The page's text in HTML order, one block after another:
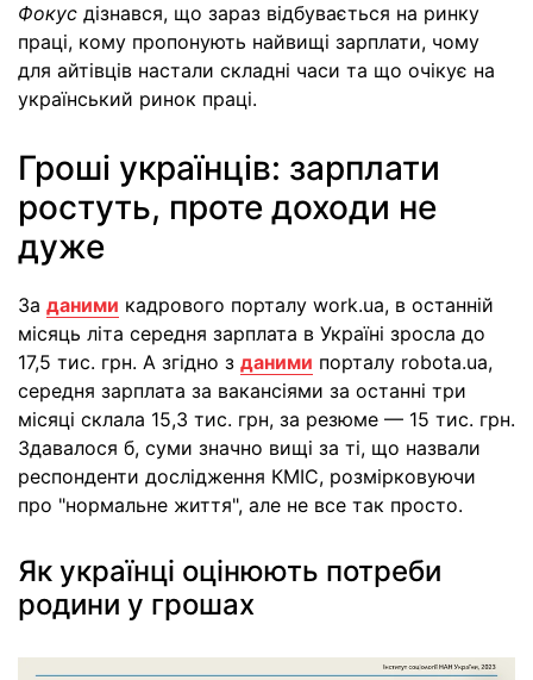
Фокус дізнався, що зараз відбувається на ринку
праці, кому пропонують найвищі зарплати, чому
для айтівців настали складні часи та що очікує на
український ринок праці.
Гроші українців: зарплати
ростуть, проте доходи не
дуже
За даними кадрового порталу work.ua, в останній
місяць літа середня зарплата в Україні зросла до
17,5 тис. грн. А згідно з даними порталу robota.ua,
середня зарплата за вакансіями за останні три
місяці склала 15,3 тис. грн, за резюме — 15 тис. грн.
Здавалося б, суми значно вищі за ті, що назвали
респонденти дослідження КМІС, розмірковуючи
про "нормальне життя", але не все так просто.
Як українці оцінюють потреби
родини у грошах